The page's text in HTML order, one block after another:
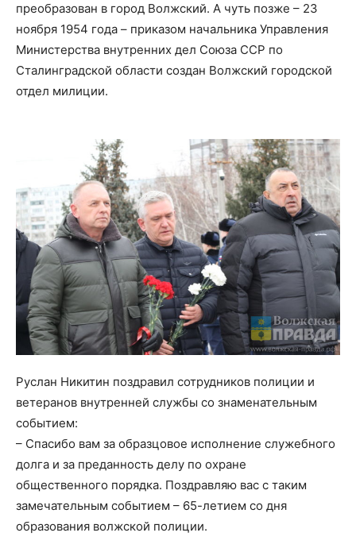
преобразован в город Волжский. А чуть позже – 23
ноября 1954 года – приказом начальника Управления
Министерства внутренних дел Союза ССР по
Сталинградской области создан Волжский городской
отдел милиции.
Руслан Никитин поздравил сотрудников полиции и
ветеранов внутренней службы со знаменательным
событием:
– Спасибо вам за образцовое исполнение служебного
долга и за преданность делу по охране
общественного порядка. Поздравляю вас с таким
замечательным событием – 65-летием со дня
образования волжской полиции.